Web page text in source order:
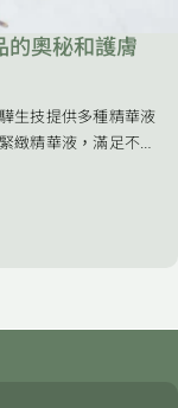
的奧秘和護膚
生技提供多種精華液
緻精華液，滿足不同
，確保品質、創新和
牌還是已有市場份